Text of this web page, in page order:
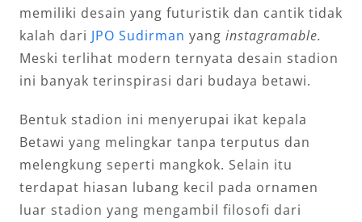
memiliki desain yang futuristik dan cantik tidak
kalah dari JPO Sudirman yang instagramable.
Meski terlihat modern ternyata desain stadion
ini banyak terinspirasi dari budaya betawi.
Bentuk stadion ini menyerupai ikat kepala
Betawi yang melingkar tanpa terputus dan
melengkung seperti mangkok. Selain itu
terdapat hiasan lubang kecil pada ornamen
luar stadion yang mengambil filosofi dari